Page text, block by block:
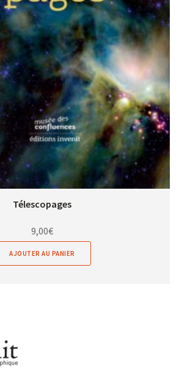
Télescopages
9,00€
AJOUTER AU PANIER